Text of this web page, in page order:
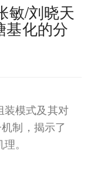
敏/刘晓天
基化的分
装模式及其对
制，揭示了
。